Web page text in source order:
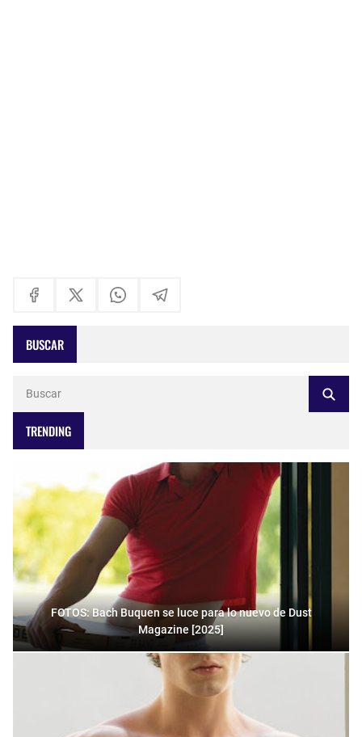
BUSCAR
TRENDING
FOTOS: Bach Buquen se luce para lo nuevo de Dust
Magazine [2025]